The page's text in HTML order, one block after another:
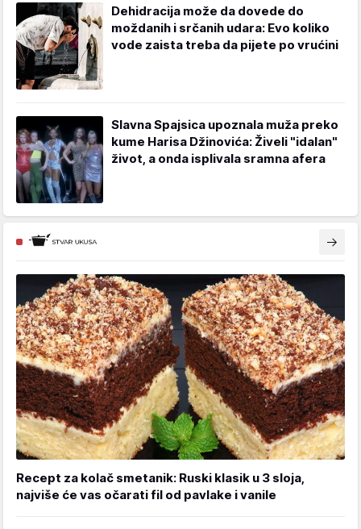
Dehidracija može da dovede do
moždanih i srčanih udara: Evo koliko
vode zaista treba da pijete po vrućini
Slavna Spajsica upoznala muža preko
kume Harisa Džinovića: Živeli "idalan"
život, a onda isplivala sramna afera
Recept za kolač smetanik: Ruski klasik u 3 sloja,
najviše će vas očarati fil od pavlake i vanile